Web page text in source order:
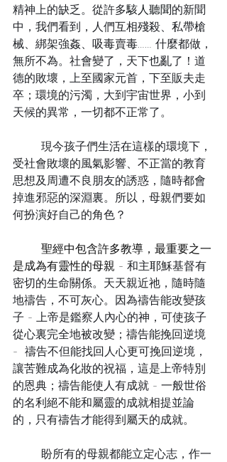
精神上的缺乏。從許多駭人聽聞的新聞
中，我們看到，人們互相殘殺、私帶槍
械、綁架強姦、吸毒賣毒…… 什麼都做，
無所不為。社會變了，天下也亂了！道
德的敗壞，上至國家元首，下至販夫走
卒；環境的污濁，大到宇宙世界，小到
天候的異常，一切都不正常了。
受社會敗壞的風氣影響、不正當的教育
思想及周遭不良朋友的誘惑，隨時都會
掉進邪惡的深淵裏。所以，母親們要如
何扮演好自己的角色？
是成為有靈性的母親 - 和主耶穌基督有
密切的生命關係。天天親近祂，隨時隨
地禱告，不可灰心。因為禱告能改變孩
子 - 上帝是鑑察人內心的神，可使孩子
從心裏完全地被改變；禱告能挽回逆境
-  禱告不但能找回人心更可挽回逆境，
讓苦難成為化妝的祝福，這是上帝特別
的恩典；禱告能使人有成就 - 一般世俗
的名利絕不能和屬靈的成就相提並論
的，只有禱告才能得到屬天的成就。